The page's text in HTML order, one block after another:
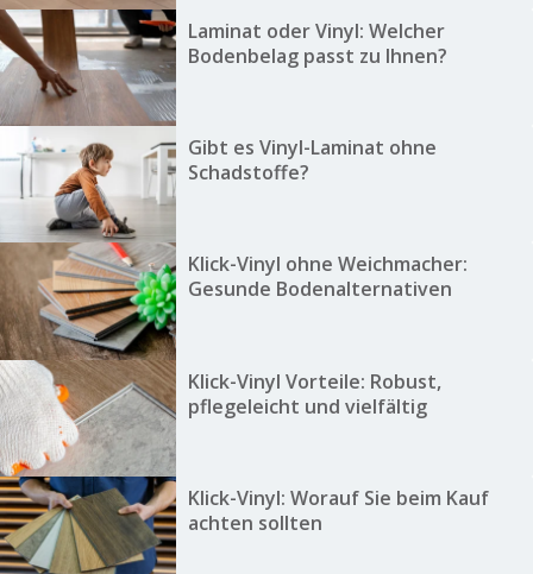
Laminat oder Vinyl: Welcher
Bodenbelag passt zu Ihnen?
Gibt es Vinyl-Laminat ohne
Schadstoffe?
Klick-Vinyl ohne Weichmacher:
Gesunde Bodenalternativen
Klick-Vinyl Vorteile: Robust,
pflegeleicht und vielfältig
Klick-Vinyl: Worauf Sie beim Kauf
achten sollten